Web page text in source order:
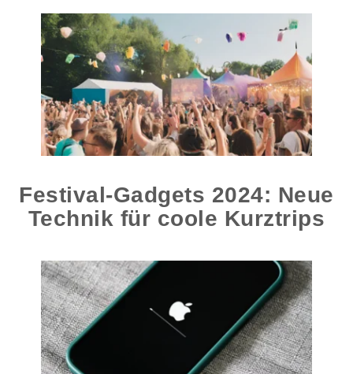
Festival-Gadgets 2024: Neue
Technik für coole Kurztrips